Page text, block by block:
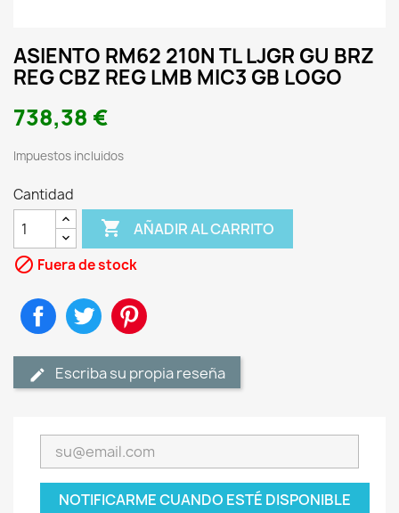
ASIENTO RM62 210N TL LJGR GU BRZ
REG CBZ REG LMB MIC3 GB LOGO
738,38 €
Impuestos incluidos
Cantidad
 AÑADIR AL CARRITO
 Fuera de stock
CompartirTuitear
Escriba su propia reseña
NOTIFICARME CUANDO ESTÉ DISPONIBLE